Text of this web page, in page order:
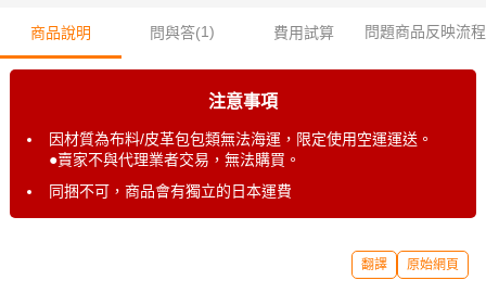
商品說明 問與答(1) 費用試算 問題商品反映流程
注意事項
因材質為布料/皮革包包類無法海運，限定使用空運運送。
●賣家不與代理業者交易，無法購買。
同捆不可，商品會有獨立的日本運費
翻譯 原始網頁